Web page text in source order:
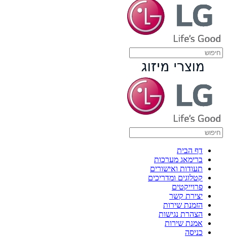
דף הבית
ברימאג מערכות
תעודות ואישורים
קטלוגים ומדריכים
פרוייקטים
יצירת קשר
הזמנת שירות
הצהרת נגישות
אמנת שירות
כניסה